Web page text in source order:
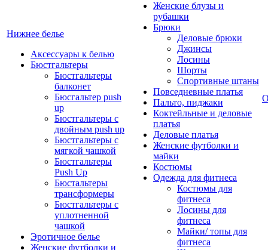
Нижнее белье
Аксессуары к белью
Бюстгальтеры
Бюстгальтеры
балконет
Бюсгальтер push
up
Бюстгальтеры с
двойным push up
Бюстгальтеры с
мягкой чашкой
Бюстгальтеры
Push Up
Бюстальтеры
трансформеры
Бюстгальтеры с
уплотненной
чашкой
Эротичное белье
Женские футболки и
Женские блузы и
рубашки
Брюки
Деловые брюки
Джинсы
Лосины
Шорты
Спортивные штаны
Повседневные платья
Пальто, пиджаки
Коктейльные и деловые
платья
Деловые платья
Женские футболки и
майки
Костюмы
Одежда для фитнеса
Костюмы для
фитнеса
Лосины для
фитнеса
Майки/ топы для
фитнеса